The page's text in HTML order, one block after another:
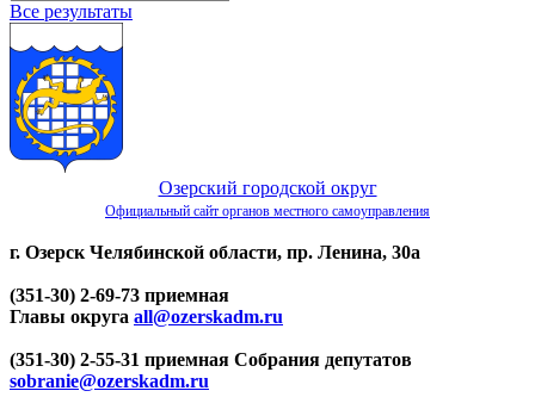
Все результаты
Озерский городской округ
Официальный сайт органов местного самоуправления
г. Озерск Челябинской области, пр. Ленина, 30а
(351-30) 2-69-73 приемная
Главы округа all@ozerskadm.ru
(351-30) 2-55-31 приемная Собрания депутатов
sobranie@ozerskadm.ru